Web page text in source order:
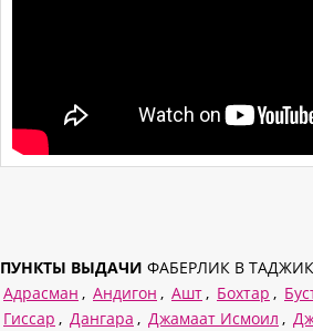
ПУНКТЫ ВЫДАЧИ ФАБЕРЛИК В
Адрасман , Андигон , Ашт , Бохтар ,
Гиссар , Дангара , Джамаат Исмоил ,